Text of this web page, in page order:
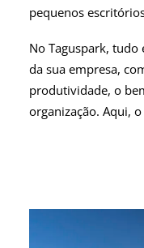
pequenos
No Taguspark, tudo
da sua empresa,
produtividade, o
organização. Aqui,